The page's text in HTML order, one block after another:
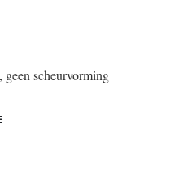
scheurvorming